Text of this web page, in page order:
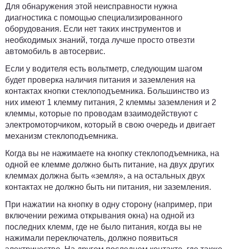
Для обнаружения этой неисправности нужна
диагностика с помощью специализированного
оборудования. Если нет таких инструментов и
необходимых знаний, тогда лучше просто отвезти
автомобиль в автосервис.
Если у водителя есть вольтметр, следующим шагом
будет проверка наличия питания и заземления на
контактах кнопки стеклоподъемника. Большинство из
них имеют 1 клемму питания, 2 клеммы заземления и 2
клеммы, которые по проводам взаимодействуют с
электромоторчиком, который в свою очередь и двигает
механизм стеклоподъемника.
Когда вы не нажимаете на кнопку стеклоподъемника, на
одной ее клемме должно быть питание, на двух других
клеммах должна быть «земля», а на остальных двух
контактах не должно быть ни питания, ни заземления.
При нажатии на кнопку в одну сторону (например, при
включении режима открывания окна) на одной из
последних клемм, где не было питания, когда вы не
нажимали переключатель, должно появиться